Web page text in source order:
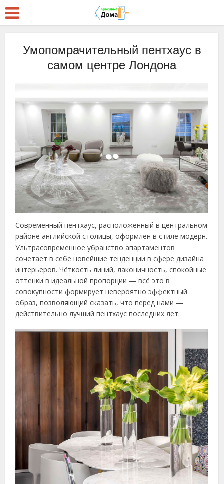
Умопомрачительный пентхаус в
самом центре Лондона
Современный пентхаус, расположенный в центральном
районе английской столицы, оформлен в стиле модерн.
Ультрасовременное убранство апартаментов
сочетает в себе новейшие тенденции в сфере дизайна
интерьеров. Чёткость линий, лаконичность, спокойные
оттенки в идеальной пропорции — всё это в
совокупности формирует невероятно эффектный
образ, позволяющий сказать, что перед нами —
действительно лучший пентхаус последних лет.